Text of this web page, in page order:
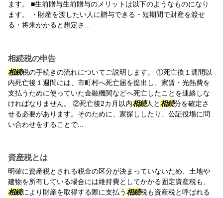
ます。 ■生前贈与生前贈与のメリットは以下のようなものになり
ます。 ・財産を渡したい人に贈与できる・短期間で財産を渡せ
る・将来かかると想定さ...
相続税の申告
相続税の手続きの流れについてご説明します。 ①死亡後１週間以
内死亡後１週間には、市町村へ死亡届を提出し、家賃・光熱費を
支払うために使っていた金融機関などへ死亡したことを連絡しな
ければなりません。 ②死亡後2カ月以内相続人と相続分を確定さ
せる必要があります。そのために、家探ししたり、公証役場に問
い合わせをすることで...
資産税とは
明確に資産税とされる税金の区分が決まっていないため、土地や
建物を所有している場合には維持費としてかかる固定資産税も、
相続により財産を取得する際に支払う相続税も資産税と呼ばれる